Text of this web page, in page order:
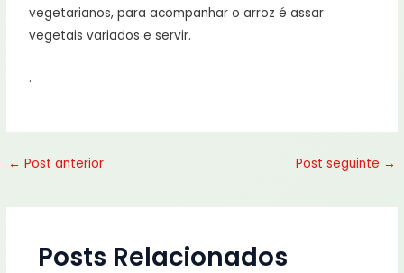
vegetarianos, para acompanhar o arroz é assar
vegetais variados e servir.
.
← Post anterior Post seguinte →
Posts Relacionados